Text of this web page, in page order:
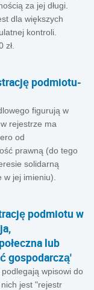
za jej długi.
dla większych
kontroli.
podmiotu-
figurują w
rejestrze ma
od
prawną (do tego
solidarną
jej imieniu).
podmiotu w
lub
gospodarczą'
wpisowi do
jest "rejestr